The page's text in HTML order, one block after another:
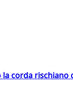
corda rischiano